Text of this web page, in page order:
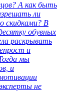
А как быть
ли
скидками? В
обувных
раскрывать
и
мы
и
не